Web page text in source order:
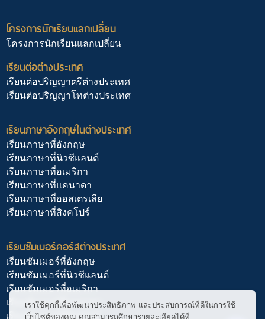
โครงการนักเรียนแลกเปลี่ยน
โครงการนักเรียนแลกเปลี่ยน
เรียนต่อต่างประเทศ
เรียนต่อปริญญาตรีต่างประเทศ
เรียนต่อปริญญาโทต่างประเทศ
เรียนภาษาอังกฤษในต่างประเทศ
เรียนภาษาที่อังกฤษ
เรียนภาษาที่นิวซีแลนด์
เรียนภาษาที่อเมริกา
เรียนภาษาที่แคนาดา
เรียนภาษาที่ออสเตรเลีย
เรียนภาษาที่สิงคโปร์
เรียนซัมเมอร์คอร์สต่างประเทศ
เรียนซัมเมอร์ที่อังกฤษ
เรียนซัมเมอร์ที่นิวซีแลนด์
เรียนซัมเมอร์ที่อเมริกา
เรียนซัมเมอร์ที่แคนาดา
เรียนซัมเมอร์ที่สิงคโปร์
เราใช้คุกกี้เพื่อพัฒนาประสิทธิภาพ และประสบการณ์ที่ดีในการใช้
เว็บไซต์ของคุณ คุณสามารถศึกษารายละเอียดได้ที่